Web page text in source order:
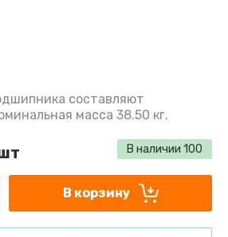
составляют
масса 38.50 кг.
В наличии 100
В корзину